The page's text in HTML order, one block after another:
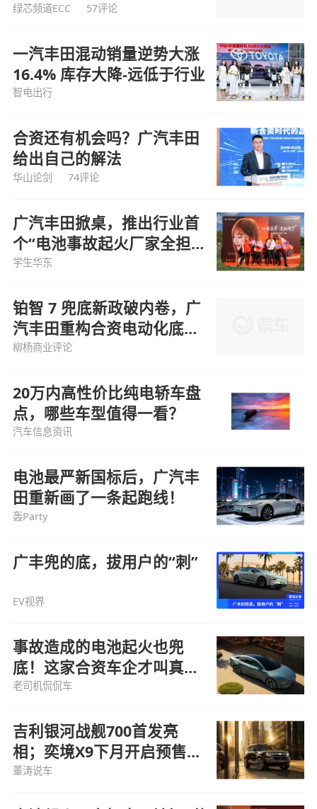
绿芯频道ECC 57评论
一汽丰田混动销量逆势大涨
16.4% 库存大降-远低于行业
智电出行
合资还有机会吗？广汽丰田
给出自己的解法
华山论剑 74评论
广汽丰田掀桌，推出行业首
个“电池事故起火厂家全担
责”政策
学生华东
铂智 7 兜底新政破内卷，广
汽丰田重构合资电动化底层
逻辑
柳杨商业评论
20万内高性价比纯电轿车盘
点，哪些车型值得一看？
汽车信息资讯
电池最严新国标后，广汽丰
田重新画了一条起跑线！
轰Party
广丰兜的底，拔用户的“刺”
EV视界
事故造成的电池起火也兜
底！这家合资车企才叫真兜
底
老司机侃侃车
吉利银河战舰700首发亮
相；奕境X9下月开启预售...
董涛说车